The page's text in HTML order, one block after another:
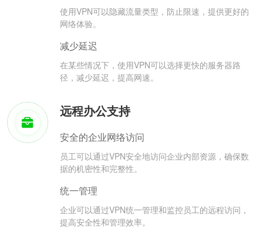
使用VPN可以隐藏流量类型，防止限速，提供更好的
网络体验。
减少延迟
在某些情况下，使用VPN可以选择更快的服务器路
径，减少延迟，提高网速。
远程办公支持
安全的企业网络访问
员工可以通过VPN安全地访问企业内部资源，确保数
据的机密性和完整性。
统一管理
企业可以通过VPN统一管理和监控员工的远程访问，
提高安全性和管理效率。